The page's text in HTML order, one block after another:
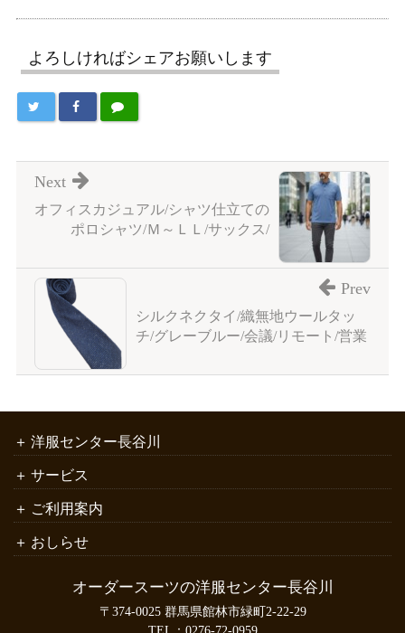
よろしければシェアお願いします
オフィスカジュアル/シャツ仕立ての
ポロシャツ/Ｍ～ＬＬ/サックス/
Next
シルクネクタイ/織無地ウールタッ
チ/グレーブルー/会議/リモート/営業
Prev
洋服センター長谷川
サービス
ご利用案内
おしらせ
オーダースーツの洋服センター長谷川
〒374-0025 群馬県館林市緑町2-22-29
TEL： 0276-72-0959